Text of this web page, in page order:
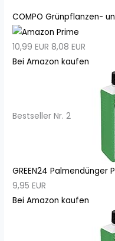
COMPO Grünpflanzen-
10,99 EUR 8,08 EUR
Bei Amazon kaufen
Bestseller Nr. 2
GREEN24 Palmendünger
9,95 EUR
Bei Amazon kaufen